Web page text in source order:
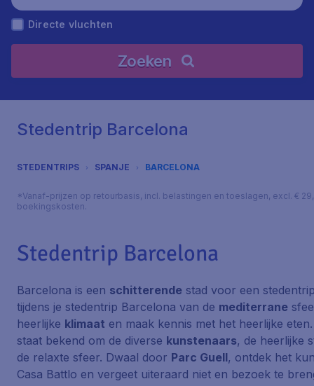
Directe vluchten
Zoeken
Stedentrip Barcelona
STEDENTRIPS SPANJE BARCELONA
*Vanaf-prijzen op retourbasis, incl. belastingen en toeslagen, excl. €
boekingskosten.
Stedentrip Barcelona
Barcelona is een schitterende stad voor een
tijdens je stedentrip Barcelona van de mediterrane
heerlijke klimaat en maak kennis met het heerlijke
staat bekend om de diverse kunstenaars, de heerlijke
de relaxte sfeer. Dwaal door Parc Guell, ontdek het
Casa Battlo en vergeet uiteraard niet en bezoek te